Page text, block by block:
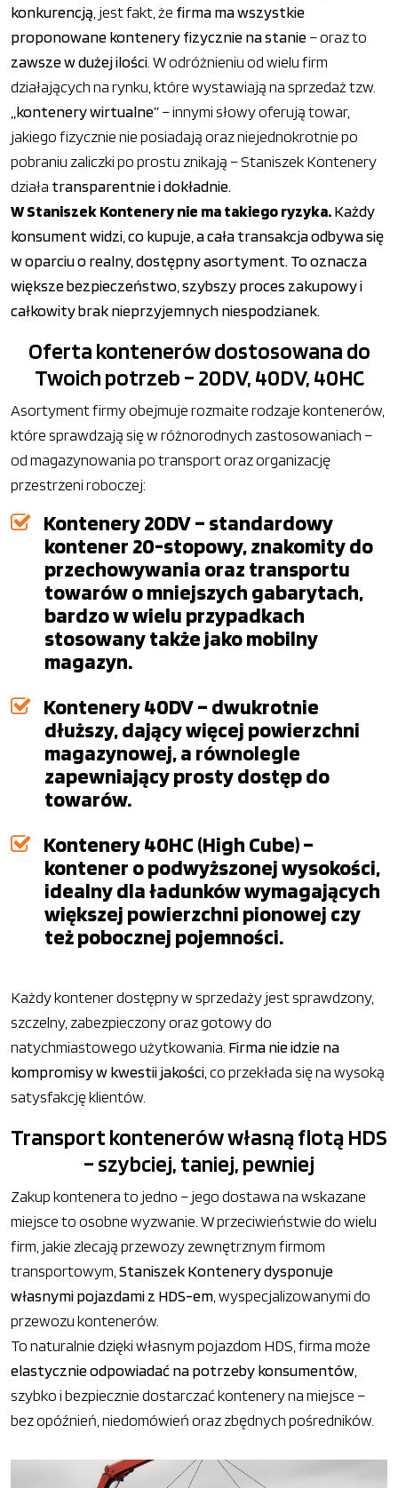
konkurencją , jest fakt, że firma ma wszystkie
proponowane kontenery fizycznie na stanie– oraz to
zawsze w dużej ilości . W odróżnieniu od wielu firm
działających na rynku, które wystawiają na sprzedaż tzw.
„kontenery wirtualne”– innymi słowy oferują towar,
jakiego fizycznie nie posiadają oraz niejednokrotnie po
pobraniu zaliczki po prostu znikają – Staniszek Kontenery
działa transparentnie i dokładnie.
W Staniszek Kontenery nie ma takiego ryzyka.Każdy
konsument widzi, co kupuje, a cała transakcja odbywa się
w oparciu o realny, dostępny asortyment. To oznacza
większe bezpieczeństwo, szybszy proces zakupowy i
całkowity brak nieprzyjemnych niespodzianek.
Oferta kontenerów dostosowana do
Twoich potrzeb – 20DV, 40DV, 40HC
Asortyment firmy obejmuje rozmaite rodzaje kontenerów,
które sprawdzają się w różnorodnych zastosowaniach –
od magazynowania po transport oraz organizację
przestrzeni roboczej:
Kontenery 20DV – standardowy
kontener 20-stopowy, znakomity do
przechowywania oraz transportu
towarów o mniejszych gabarytach,
bardzo w wielu przypadkach
stosowany także jako mobilny
magazyn.
Kontenery 40DV – dwukrotnie
dłuższy, dający więcej powierzchni
magazynowej, a równolegle
zapewniający prosty dostęp do
towarów.
Kontenery 40HC (High Cube) –
kontener o podwyższonej wysokości,
idealny dla ładunków wymagających
większej powierzchni pionowej czy
też pobocznej pojemności.
Każdy kontener dostępny w sprzedaży jest sprawdzony,
szczelny, zabezpieczony oraz gotowy do
natychmiastowego użytkowania. Firma nie idzie na
kompromisy w kwestii jakości , co przekłada się na wysoką
satysfakcję klientów.
Transport kontenerów własną flotą HDS
– szybciej, taniej, pewniej
Zakup kontenera to jedno – jego dostawa na wskazane
miejsce to osobne wyzwanie. W przeciwieństwie do wielu
firm, jakie zlecają przewozy zewnętrznym firmom
transportowym, Staniszek Kontenery dysponuje
własnymi pojazdami z HDS-em , wyspecjalizowanymi do
przewozu kontenerów.
To naturalnie dzięki własnym pojazdom HDS, firma może
elastycznie odpowiadać na potrzeby konsumentów
szybko i bezpiecznie dostarczać kontenery na miejsce –
bez opóźnień, niedomówień oraz zbędnych pośredników.